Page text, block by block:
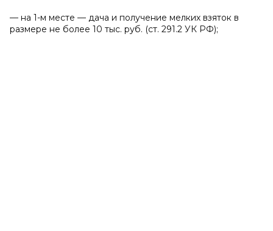
— на 1-м месте — дача и получение мелких взяток в
размере не более 10 тыс. руб. (ст. 291.2 УК РФ);